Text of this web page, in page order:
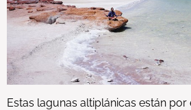
Estas lagunas altiplánicas están